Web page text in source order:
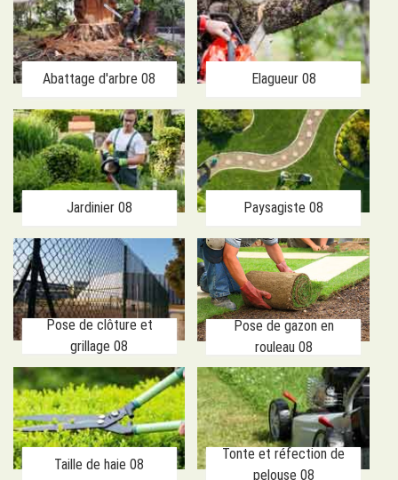
Abattage d'arbre 08 Elagueur 08
Jardinier 08 Paysagiste 08
Pose de clôture et
grillage 08
Pose de gazon en
rouleau 08
Taille de haie 08
Tonte et réfection de
pelouse 08